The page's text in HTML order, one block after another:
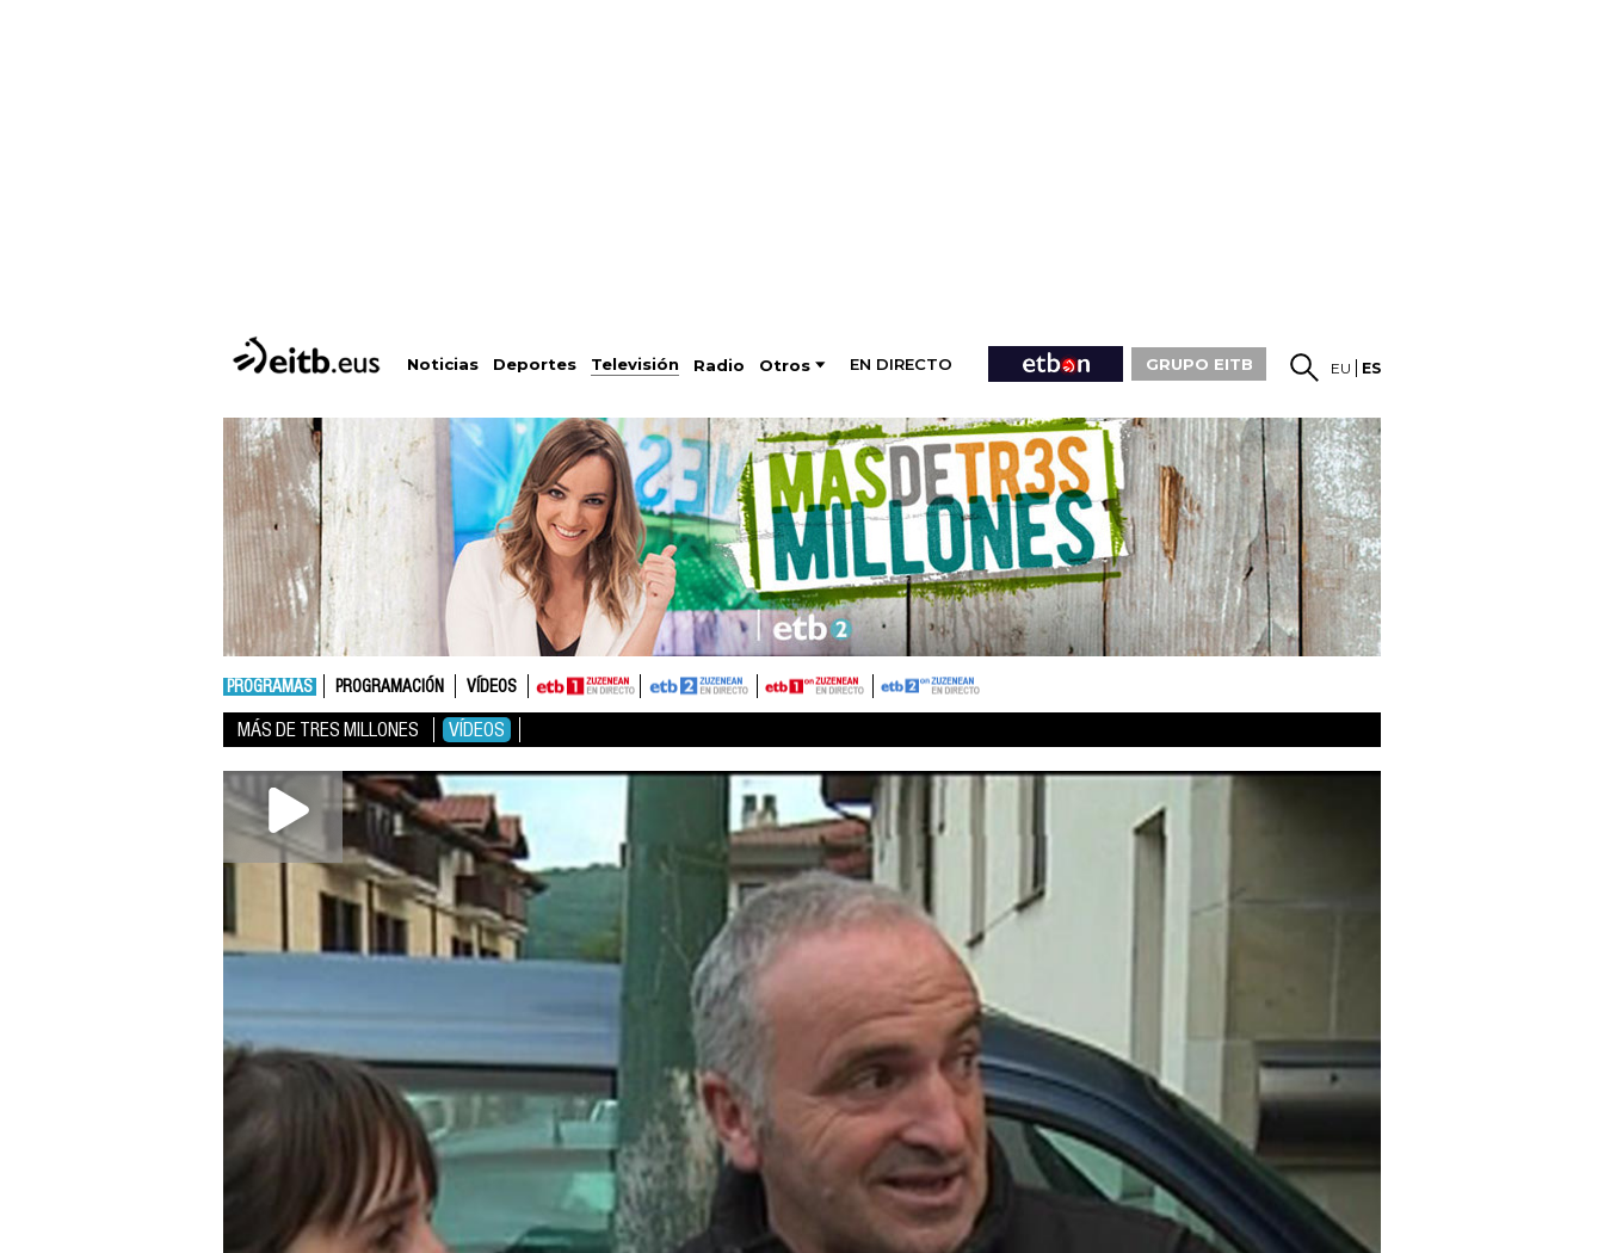
Noticias Deportes Televisión Radio Otros EN DIRECTO GRUPO EITB EU ES
PROGRAMAS PROGRAMACIÓN VÍDEOS
MÁS DE TRES MILLONES VÍDEOS